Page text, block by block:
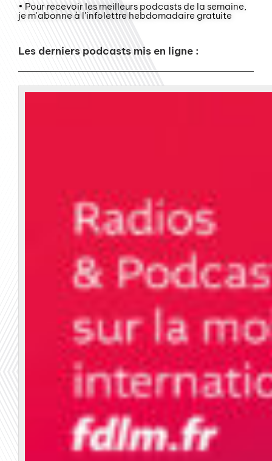
• Pour recevoir les meilleurs podcasts de la semaine,
je m'abonne à l'infolettre hebdomadaire gratuite
Les derniers podcasts mis en ligne :